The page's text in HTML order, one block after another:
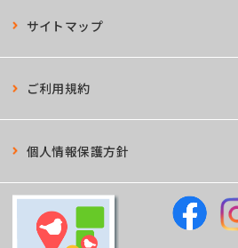
サイトマップ
ご利用規約
個人情報保護方針